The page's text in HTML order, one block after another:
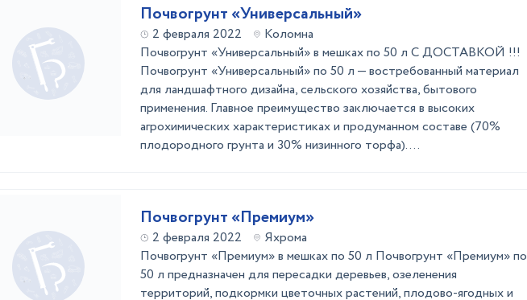
Почвогрунт «Универсальный»
2 февраля 2022
Коломна
Почвогрунт «Универсальный» в мешках по 50 л С ДОСТАВКОЙ !!!
Почвогрунт «Универсальный» по 50 л — востребованный материал
для ландшафтного дизайна, сельского хозяйства, бытового
применения. Главное преимущество заключается в высоких
агрохимических характеристиках и продуманном составе (70%
плодородного грунта и 30% низинного торфа). ...
Почвогрунт «Премиум»
2 февраля 2022
Яхрома
Почвогрунт «Премиум» в мешках по 50 л Почвогрунт «Премиум» по
50 л предназначен для пересадки деревьев, озеленения
территорий, подкормки цветочных растений, плодово-ягодных и